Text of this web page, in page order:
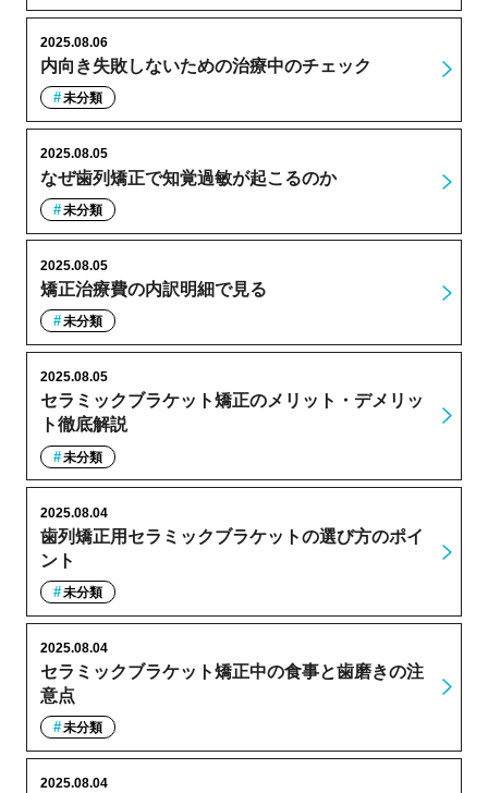
内向き失敗しないための治療中のチェック
2025.08.06
未分類
なぜ歯列矯正で知覚過敏が起こるのか
2025.08.05
未分類
矯正治療費の内訳明細で見る
2025.08.05
未分類
セラミックブラケット矯正のメリット・デメリッ
ト徹底解説
2025.08.05
未分類
歯列矯正用セラミックブラケットの選び方のポイ
ント
2025.08.04
未分類
セラミックブラケット矯正中の食事と歯磨きの注
意点
2025.08.04
未分類
2025.08.04